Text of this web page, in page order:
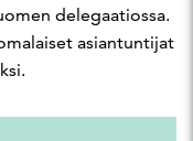
delegaatiossa.
asiantuntijat